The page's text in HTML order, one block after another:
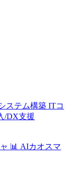
ステム構築 ITコ
/DX支援
📊 AIカオスマ